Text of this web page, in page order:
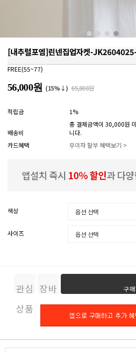
[내추럴포엠]린넨집업자켓-JK2604025-
FREE(55~77)
56,000원 (15%↓) 65,800원
적립금 1%
배송비
총 결제금액이 30,000원
니다.
카드혜택
무이자 할부 혜택보기 >
색상
사이즈
관심
상품
장바
구니
구